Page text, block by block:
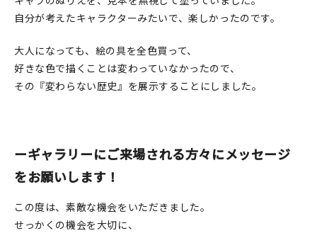
おしらせ
マイアカウント
カートを見る
お買い物ガイド
自分が考えたキャラクターみたいで、楽しかったのです。
大人になっても、絵の具を全色買って、
好きな色で描くことは変わっていなかったので、
その『変わらない歴史』を展示することにしました。
ーギャラリーにご来場される方々にメッセージ
をお願いします！
この度は、素敵な機会をいただきました。
せっかくの機会を大切に、